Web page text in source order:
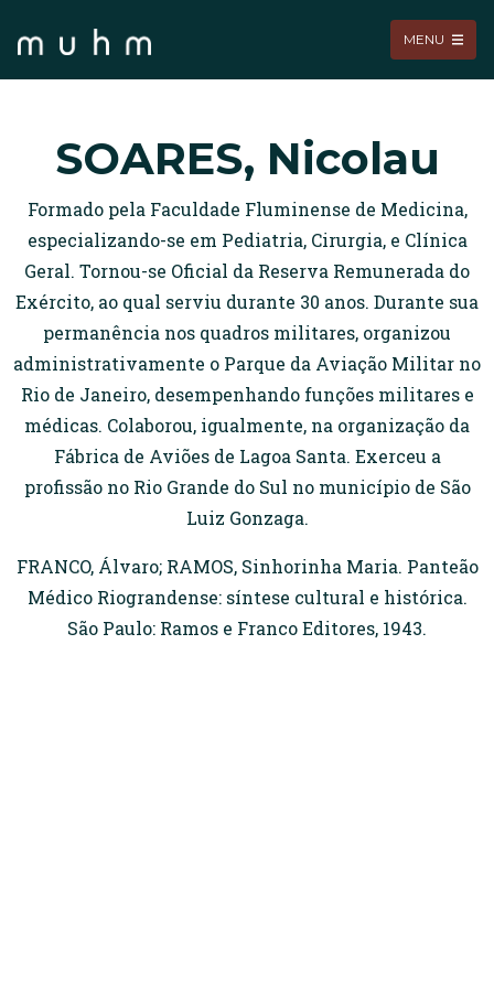
MENU
SOARES, Nicolau
Formado pela Faculdade Fluminense de Medicina,
especializando-se em Pediatria, Cirurgia, e Clínica
Geral. Tornou-se Oficial da Reserva Remunerada do
Exército, ao qual serviu durante 30 anos. Durante sua
permanência nos quadros militares, organizou
administrativamente o Parque da Aviação Militar no
Rio de Janeiro, desempenhando funções militares e
médicas. Colaborou, igualmente, na organização da
Fábrica de Aviões de Lagoa Santa. Exerceu a
profissão no Rio Grande do Sul no município de São
Luiz Gonzaga.
FRANCO, Álvaro; RAMOS, Sinhorinha Maria. Panteão
Médico Riograndense: síntese cultural e histórica.
São Paulo: Ramos e Franco Editores, 1943.